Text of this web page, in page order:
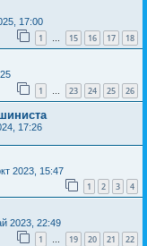
17:00
1 … 15 16 17 18
1 … 23 24 25 26
17:26
2023, 15:47
1 2 3 4
2023, 22:49
1 … 19 20 21 22